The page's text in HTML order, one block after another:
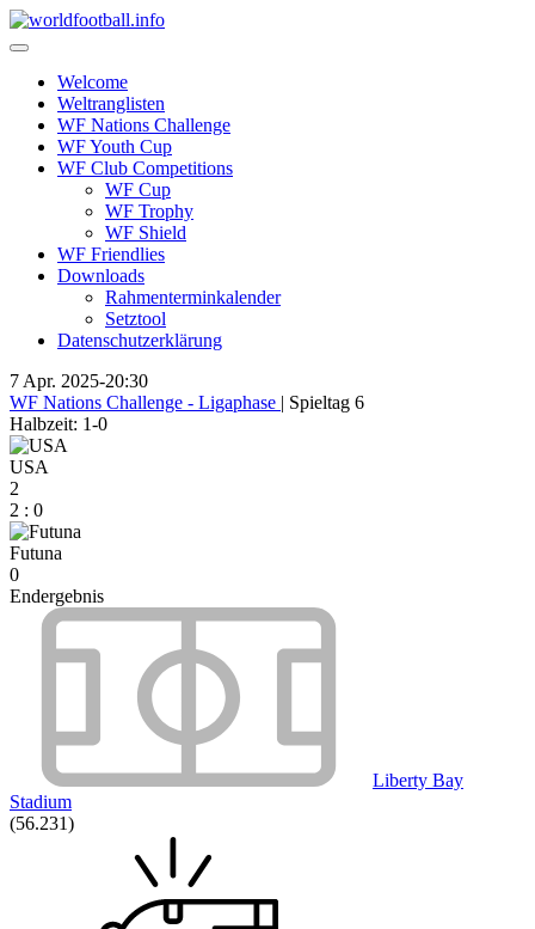
Skip
to
Welcome
Weltranglisten
WF Nations Challenge
WF Youth Cup
WF Club Competitions
WF Cup
WF Trophy
WF Shield
WF Friendlies
Downloads
Rahmenterminkalender
Setztool
Datenschutzerklärung
7 Apr. 2025-20:30
WF Nations Challenge - Ligaphase | Spieltag 6
Halbzeit: 1-0
USA
2
2 : 0
Futuna
0
Endergebnis
Liberty Bay
Stadium
(56.231)